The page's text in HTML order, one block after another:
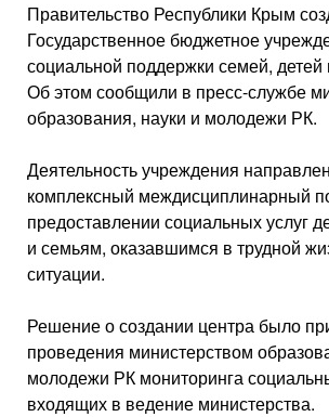
Правительство Республики Крым
Государственное бюджетное
социальной поддержки семей,
Об этом сообщили в пресс-службе
образования, науки и молодежи РК.
Деятельность учреждения
комплексный междисциплинарный
предоставлении социальных услуг
и семьям, оказавшимся в трудной
ситуации.
Решение о создании центра было
проведения министерством
молодежи РК мониторинга
входящих в ведение министерства.